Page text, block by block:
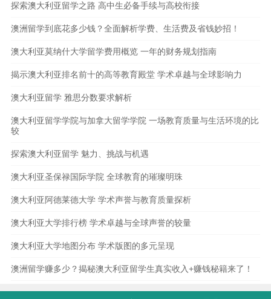
探索澳大利亚留学之路 高中生必备手续与高校衔接
澳洲留学到底花多少钱？全面解析学费、生活费及省钱妙招！
澳大利亚莫纳什大学留学费用概览 一年的财务规划指南
揭示澳大利亚排名前十的高等教育殿堂 学术卓越与全球影响力
澳大利亚留学 雅思分数要求解析
澳大利亚留学学院与加拿大留学学院 一场教育质量与生活环境的比
较
探索澳大利亚留学 魅力、挑战与机遇
澳大利亚圣保禄国际学院 全球教育的璀璨明珠
澳大利亚阿德莱德大学 学术声誉与教育质量探析
澳大利亚大学排行榜 学术卓越与全球声誉的较量
澳大利亚大学地图分布 学术版图的多元呈现
澳洲留学赚多少？揭秘澳大利亚留学生真实收入+赚钱秘籍来了！